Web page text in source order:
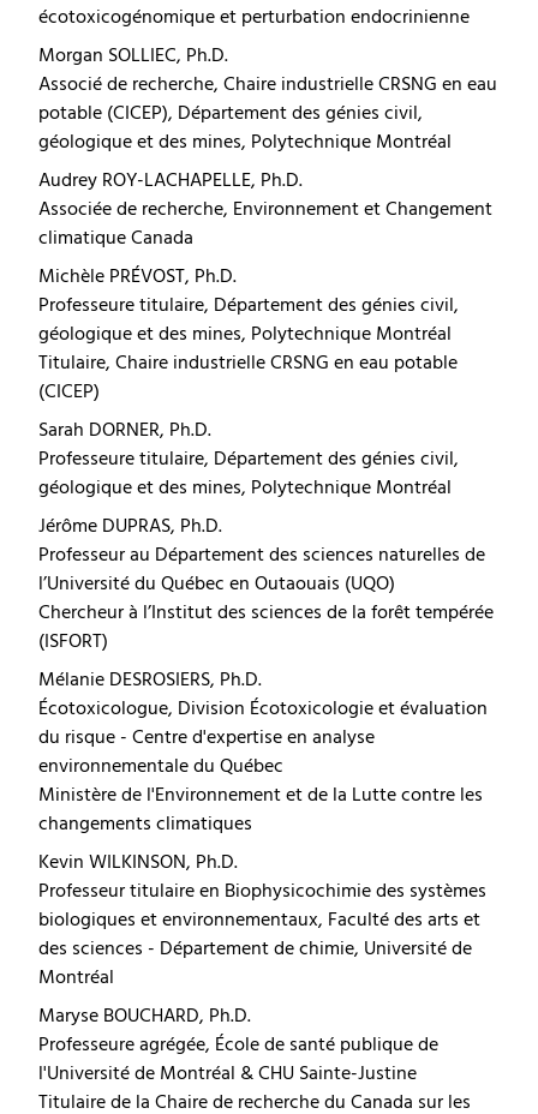
écotoxicogénomique et perturbation endocrinienne
Morgan SOLLIEC, Ph.D.
Associé de recherche, Chaire industrielle CRSNG en eau
potable (CICEP), Département des génies civil,
géologique et des mines, Polytechnique Montréal
Audrey ROY-LACHAPELLE, Ph.D.
Associée de recherche, Environnement et Changement
climatique Canada
Michèle PRÉVOST, Ph.D.
Professeure titulaire, Département des génies civil,
géologique et des mines, Polytechnique Montréal
Titulaire, Chaire industrielle CRSNG en eau potable
(CICEP)
Sarah DORNER, Ph.D.
Professeure titulaire, Département des génies civil,
géologique et des mines, Polytechnique Montréal
Jérôme DUPRAS, Ph.D.
Professeur au Département des sciences naturelles de
l’Université du Québec en Outaouais (UQO)
Chercheur à l’Institut des sciences de la forêt tempérée
(ISFORT)
Mélanie DESROSIERS, Ph.D.
Écotoxicologue, Division Écotoxicologie et évaluation
du risque - Centre d'expertise en analyse
environnementale du Québec
Ministère de l'Environnement et de la Lutte contre les
changements climatiques
Kevin WILKINSON, Ph.D.
Professeur titulaire en Biophysicochimie des systèmes
biologiques et environnementaux, Faculté des arts et
des sciences - Département de chimie, Université de
Montréal
Maryse BOUCHARD, Ph.D.
Professeure agrégée, École de santé publique de
l'Université de Montréal & CHU Sainte-Justine
Titulaire de la Chaire de recherche du Canada sur les